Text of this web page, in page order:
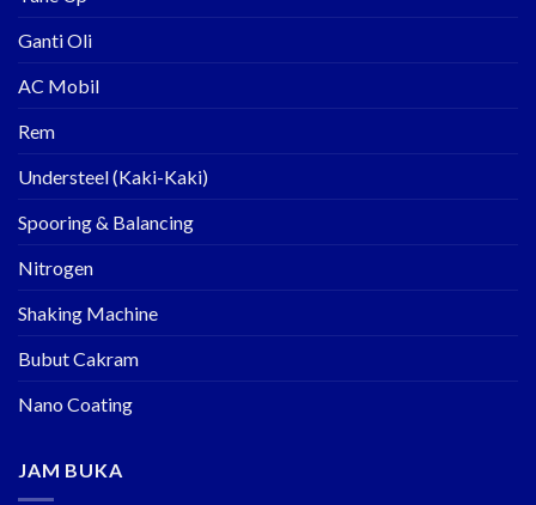
Ganti Oli
AC Mobil
Rem
Understeel (Kaki-Kaki)
Spooring & Balancing
Nitrogen
Shaking Machine
Bubut Cakram
Nano Coating
JAM BUKA